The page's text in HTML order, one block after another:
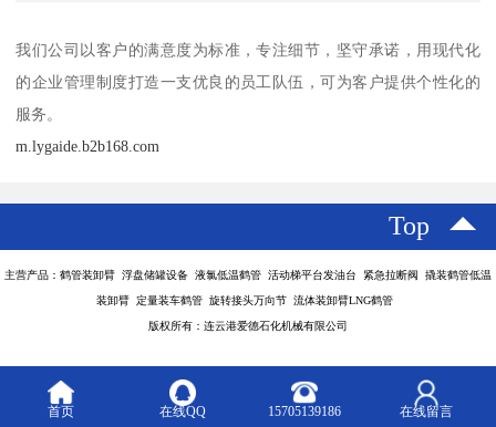
我们公司以客户的满意度为标准，专注细节，坚守承诺，用现代化
的企业管理制度打造一支优良的员工队伍，可为客户提供个性化的
服务。
m.lygaide.b2b168.com
Top
主营产品：鹤管装卸臂 浮盘储罐设备 液氯低温鹤管 活动梯平台发油台 紧急拉断阀 撬装鹤管低温
装卸臂 定量装车鹤管 旋转接头万向节 流体装卸臂LNG鹤管
版权所有：连云港爱德石化机械有限公司
首页 在线QQ 15705139186 在线留言